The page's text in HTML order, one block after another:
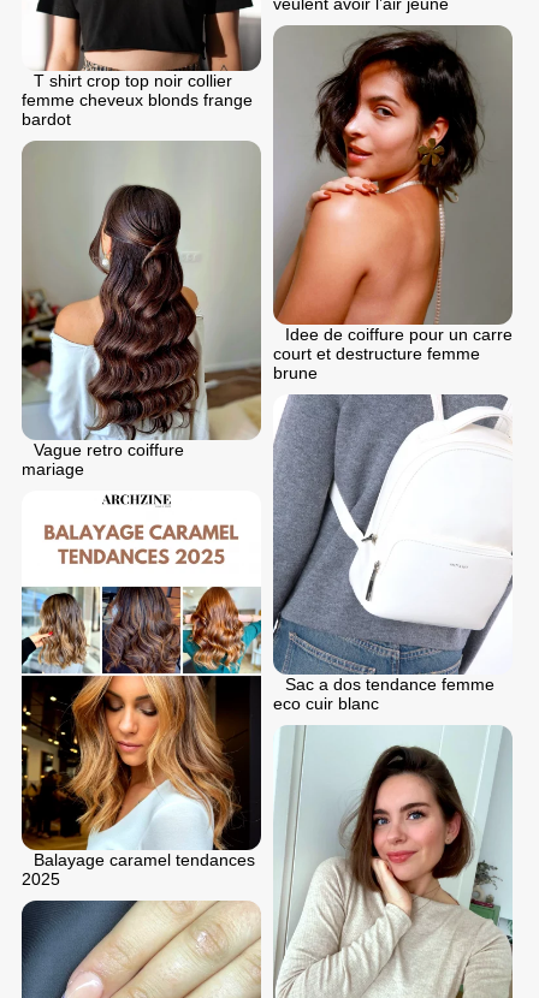
veulent avoir l’air jeune
T shirt crop top noir collier
femme cheveux blonds frange
bardot
Idee de coiffure pour un carre
court et destructure femme
brune
Vague retro coiffure
mariage
Sac a dos tendance femme
eco cuir blanc
Balayage caramel tendances
2025